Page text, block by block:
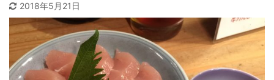
2018年5月21日